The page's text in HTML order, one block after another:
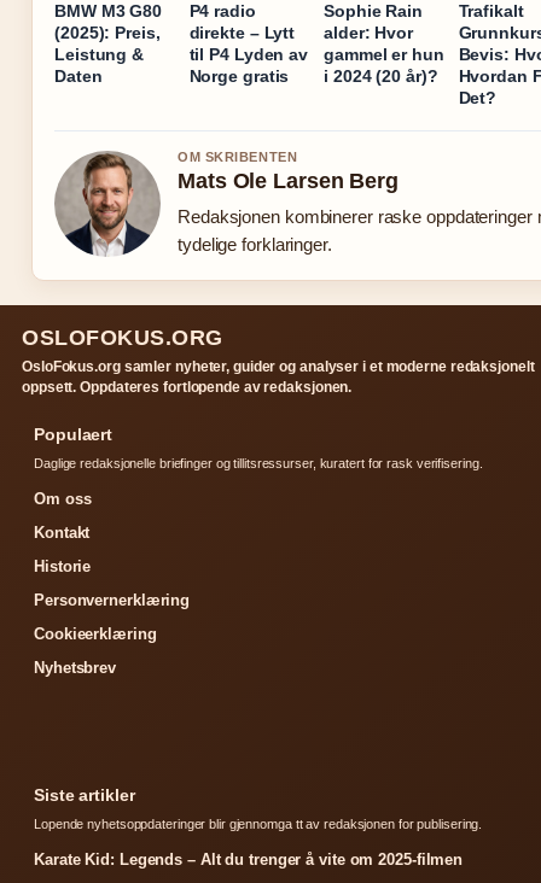
BMW M3 G80
(2025): Preis,
Leistung &
Daten
P4 radio
direkte – Lytt
til P4 Lyden av
Norge gratis
Sophie Rain
alder: Hvor
gammel er hun
i 2024 (20 år)?
Trafikalt
Bevis:
Hvordan
Det?
OM SKRIBENTEN
Mats Ole Larsen Berg
Redaksjonen kombinerer raske oppdateringer
tydelige forklaringer.
OSLOFOKUS.ORG
OsloFokus.org samler nyheter, guider og analyser i et moderne redaksjonelt
oppsett. Oppdateres fortlopende av redaksjonen.
Populaert
Daglige redaksjonelle briefinger og tillitsressurser, kuratert for rask verifisering.
Om oss
Kontakt
Historie
Personvernerklæring
Cookieerklæring
Nyhetsbrev
Siste artikler
Lopende nyhetsoppdateringer blir gjennomga tt av redaksjonen for publisering.
Karate Kid: Legends – Alt du trenger å vite om 2025-filmen